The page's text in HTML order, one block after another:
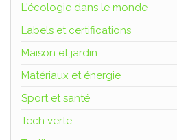
L'écologie dans le monde
Labels et certifications
Maison et jardin
Matériaux et énergie
Sport et santé
Tech verte